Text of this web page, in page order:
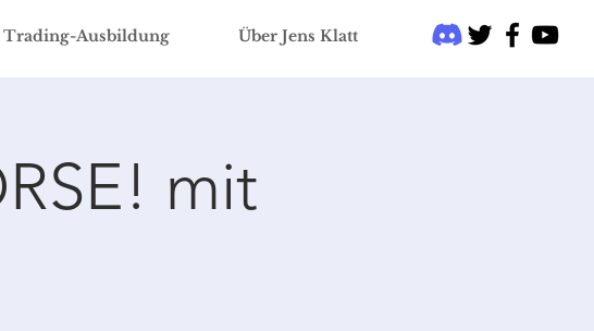
Trading-Ausbildung Über Jens Klatt
mit